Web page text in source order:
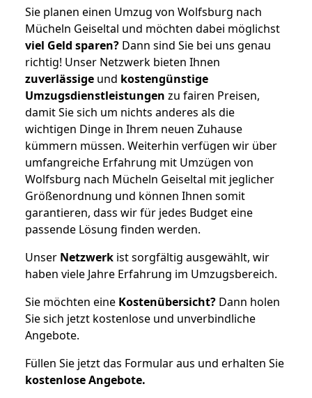
Sie planen einen Umzug von Wolfsburg nach
Mücheln Geiseltal und möchten dabei möglichst
viel Geld sparen? Dann sind Sie bei uns genau
richtig! Unser Netzwerk bieten Ihnen
zuverlässige und kostengünstige
Umzugsdienstleistungen zu fairen Preisen,
damit Sie sich um nichts anderes als die
wichtigen Dinge in Ihrem neuen Zuhause
kümmern müssen. Weiterhin verfügen wir über
umfangreiche Erfahrung mit Umzügen von
Wolfsburg nach Mücheln Geiseltal mit jeglicher
Größenordnung und können Ihnen somit
garantieren, dass wir für jedes Budget eine
passende Lösung finden werden.
Unser Netzwerk ist sorgfältig ausgewählt, wir
haben viele Jahre Erfahrung im Umzugsbereich.
Sie möchten eine Kostenübersicht? Dann holen
Sie sich jetzt kostenlose und unverbindliche
Angebote.
Füllen Sie jetzt das Formular aus und erhalten Sie
kostenloseAngebote.